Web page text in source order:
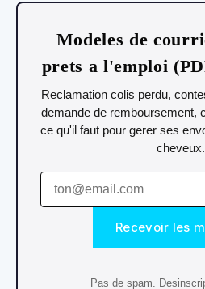
Modeles de
prets a l'emploi
Reclamation colis perdu,
demande de remboursement,
ce qu'il faut pour gerer ses
cheveux.
Recevoir les
Pas de spam.